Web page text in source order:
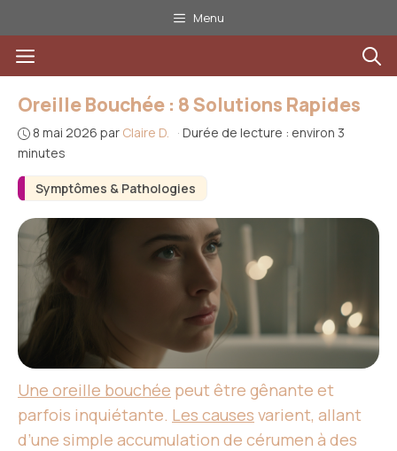
au
contenu
Menu
Menu
Symptômes & Pathologies
Oreille Bouchée : 8 Solutions Rapides
8 mai 2026 par Claire D. · Durée de lecture : environ 3
minutes
Une oreille bouchée peut être gênante et
parfois inquiétante. Les causes varient, allant
d’une simple accumulation de cérumen à des